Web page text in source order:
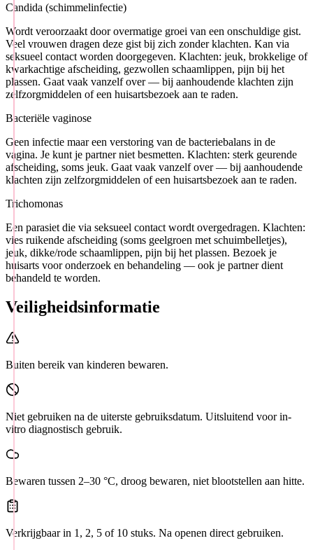
Candida (schimmelinfectie)
Wordt veroorzaakt door overmatige groei van een onschuldige gist.
Veel vrouwen dragen deze gist bij zich zonder klachten. Kan via
seksueel contact worden doorgegeven. Klachten: jeuk, brokkelige of
kwarkachtige afscheiding, gezwollen schaamlippen, pijn bij het
plassen. Gaat vaak vanzelf over — bij aanhoudende klachten zijn
zelfzorgmiddelen of een huisartsbezoek aan te raden.
Bacteriële vaginose
Geen infectie maar een verstoring van de bacteriebalans in de
vagina. Je kunt je partner niet besmetten. Klachten: sterk geurende
afscheiding, soms jeuk. Gaat vaak vanzelf over — bij aanhoudende
klachten zijn zelfzorgmiddelen of een huisartsbezoek aan te raden.
Trichomonas
Een parasiet die via seksueel contact wordt overgedragen. Klachten:
vies ruikende afscheiding (soms geelgroen met schuimbelletjes),
jeuk, dikke/rode schaamlippen, pijn bij het plassen. Bezoek je
huisarts voor onderzoek en behandeling — ook je partner dient
behandeld te worden.
Veiligheidsinformatie
Buiten bereik van kinderen bewaren.
Niet gebruiken na de uiterste gebruiksdatum. Uitsluitend voor in-
vitro diagnostisch gebruik.
Bewaren tussen 2–30 °C, droog bewaren, niet blootstellen aan hitte.
Verkrijgbaar in 1, 2, 5 of 10 stuks. Na openen direct gebruiken.